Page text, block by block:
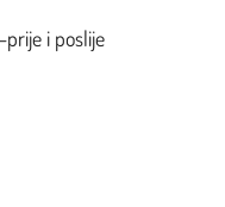
i poslije